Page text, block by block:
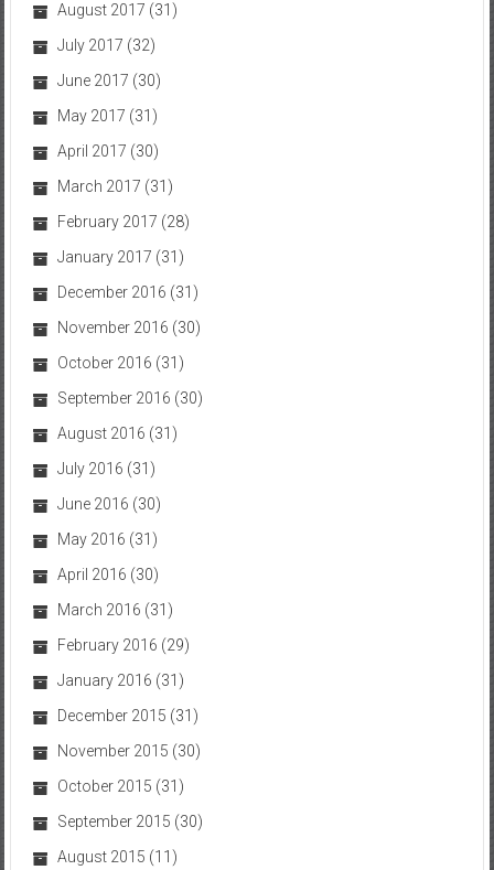
August 2017 (31)
July 2017 (32)
June 2017 (30)
May 2017 (31)
April 2017 (30)
March 2017 (31)
February 2017 (28)
January 2017 (31)
December 2016 (31)
November 2016 (30)
October 2016 (31)
September 2016 (30)
August 2016 (31)
July 2016 (31)
June 2016 (30)
May 2016 (31)
April 2016 (30)
March 2016 (31)
February 2016 (29)
January 2016 (31)
December 2015 (31)
November 2015 (30)
October 2015 (31)
September 2015 (30)
August 2015 (11)